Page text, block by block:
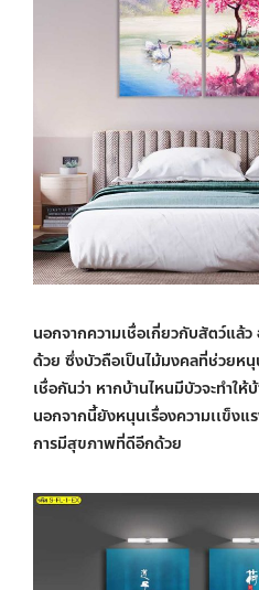
นอกจากความเชื่อเกี่ยวกับสัตว์แล้
ด้วย ซึ่งบัวถือเป็นไม้มงคลที่ช่วยห
เชื่อกันว่า หากบ้านไหนมีบัวจะทำใ
นอกจากนี้ยังหนุนเรื่องความเเข็งแ
การมีสุขภาพที่ดีอีกด้วย